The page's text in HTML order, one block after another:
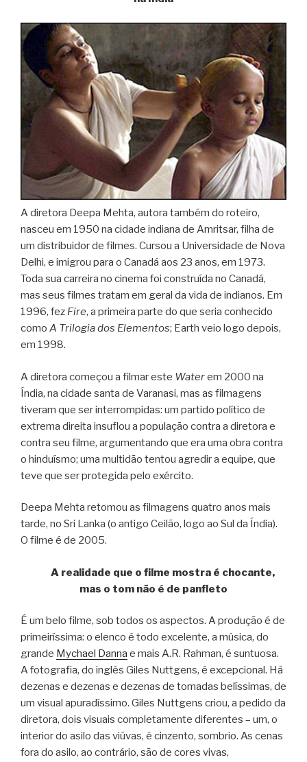
A diretora Deepa Mehta, autora também do roteiro,
nasceu em 1950 na cidade indiana de Amritsar, filha de
um distribuidor de filmes. Cursou a Universidade de Nova
Delhi, e imigrou para o Canadá aos 23 anos, em 1973.
Toda sua carreira no cinema foi construída no Canadá,
mas seus filmes tratam em geral da vida de indianos. Em
1996, fez Fire, a primeira parte do que seria conhecido
como A Trilogia dos Elementos; Earth veio logo depois,
em 1998.
A diretora começou a filmar este Waterem 2000 na
Índia, na cidade santa de Varanasi, mas as filmagens
tiveram que ser interrompidas: um partido político de
extrema direita insuflou a população contra a diretora e
contra seu filme, argumentando que era uma obra contra
o hinduísmo; uma multidão tentou agredir a equipe, que
teve que ser protegida pelo exército.
Deepa Mehta retomou as filmagens quatro anos mais
tarde, no Sri Lanka (o antigo Ceilão, logo ao Sul da Índia).
O filme é de 2005.
A realidade que o filme mostra é chocante,
mas o tom não é de panfleto
É um belo filme, sob todos os aspectos. A produção é de
primeiríssima: o elenco é todo excelente, a música, do
grande Mychael Danna e mais A.R. Rahman, é suntuosa.
A fotografia, do inglês Giles Nuttgens, é excepcional. Há
dezenas e dezenas e dezenas de tomadas belíssimas, de
um visual apuradíssimo. Giles Nuttgens criou, a pedido da
diretora, dois visuais completamente diferentes – um, o
interior do asilo das viúvas, é cinzento, sombrio. As cenas
fora do asilo, ao contrário, são de cores vivas,